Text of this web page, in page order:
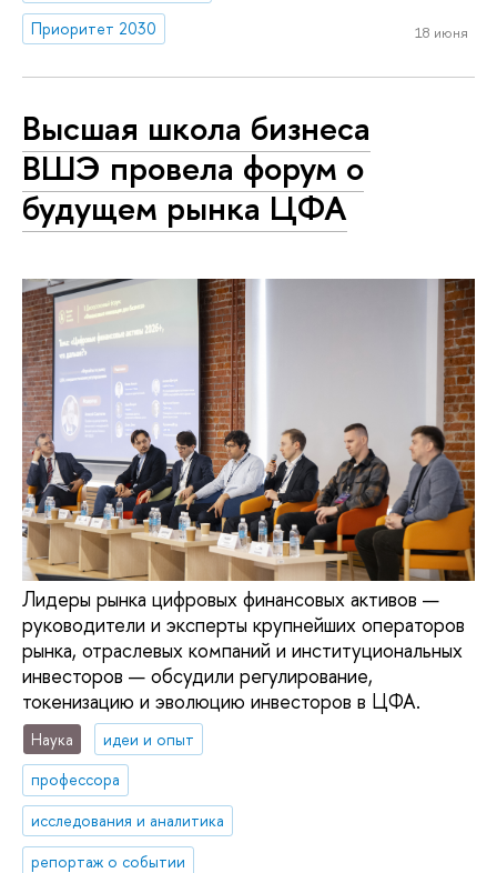
Приоритет 2030
18 июня
Высшая школа бизнеса
ВШЭ провела форум о
будущем рынка ЦФА
Лидеры рынка цифровых финансовых активов —
руководители и эксперты крупнейших операторов
рынка, отраслевых компаний и институциональных
инвесторов — обсудили регулирование,
токенизацию и эволюцию инвесторов в ЦФА.
Наука
идеи и опыт
профессора
исследования и аналитика
репортаж о событии